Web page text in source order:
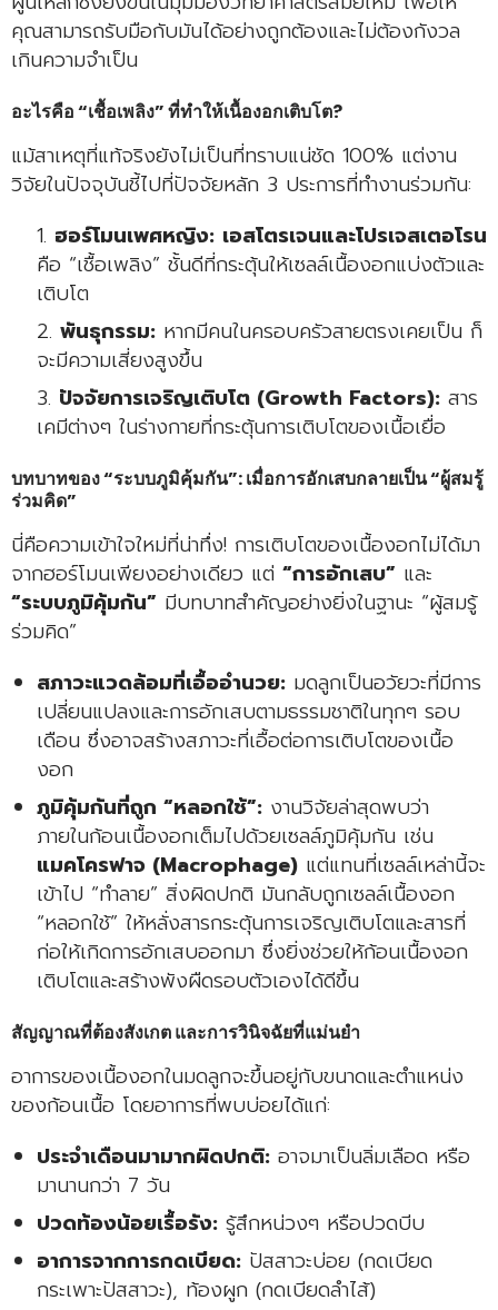
คุณสามารถรับมือกับมันได้อย่างถูกต้องและไม่ต้องกังวล
เกินความจำเป็น
อะไรคือ “เชื้อเพลิง” ที่ทำให้เนื้องอกเติบโต?
แม้สาเหตุที่แท้จริงยังไม่เป็นที่ทราบแน่ชัด 100% แต่งาน
วิจัยในปัจจุบันชี้ไปที่ปัจจัยหลัก 3 ประการที่ทำงานร่วมกัน:
ฮอร์โมนเพศหญิง: เอสโตรเจนและโปรเจสเตอโรน
คือ “เชื้อเพลิง” ชั้นดีที่กระตุ้นให้เซลล์เนื้องอกแบ่งตัวและ
เติบโต
พันธุกรรม:หากมีคนในครอบครัวสายตรงเคยเป็น ก็
จะมีความเสี่ยงสูงขึ้น
ปัจจัยการเจริญเติบโต (Growth Factors):สาร
เคมีต่างๆ ในร่างกายที่กระตุ้นการเติบโตของเนื้อเยื่อ
บทบาทของ “ระบบภูมิคุ้มกัน”: เมื่อการอักเสบกลายเป็น “ผู้สมรู้
ร่วมคิด”
นี่คือความเข้าใจใหม่ที่น่าทึ่ง! การเติบโตของเนื้องอกไม่ได้มา
จากฮอร์โมนเพียงอย่างเดียว แต่ “การอักเสบ” และ
“ระบบภูมิคุ้มกัน” มีบทบาทสำคัญอย่างยิ่งในฐานะ “ผู้สมรู้
ร่วมคิด”
สภาวะแวดล้อมที่เอื้ออำนวย:มดลูกเป็นอวัยวะที่มีการ
เปลี่ยนแปลงและการอักเสบตามธรรมชาติในทุกๆ รอบ
เดือน ซึ่งอาจสร้างสภาวะที่เอื้อต่อการเติบโตของเนื้อ
งอก
ภูมิคุ้มกันที่ถูก “หลอกใช้”:งานวิจัยล่าสุดพบว่า
ภายในก้อนเนื้องอกเต็มไปด้วยเซลล์ภูมิคุ้มกัน เช่น
แมคโครฟาจ (Macrophage)แต่แทนที่เซลล์เหล่านี้จะ
เข้าไป “ทำลาย” สิ่งผิดปกติ มันกลับถูกเซลล์เนื้องอก
“หลอกใช้” ให้หลั่งสารกระตุ้นการเจริญเติบโตและสารที่
ก่อให้เกิดการอักเสบออกมา ซึ่งยิ่งช่วยให้ก้อนเนื้องอก
เติบโตและสร้างพังผืดรอบตัวเองได้ดีขึ้น
สัญญาณที่ต้องสังเกต และการวินิจฉัยที่แม่นยำ
อาการของเนื้องอกในมดลูกจะขึ้นอยู่กับขนาดและตำแหน่ง
ของก้อนเนื้อ โดยอาการที่พบบ่อยได้แก่:
ประจำเดือนมามากผิดปกติ:อาจมาเป็นลิ่มเลือด หรือ
มานานกว่า 7 วัน
ปวดท้องน้อยเรื้อรัง:รู้สึกหน่วงๆ หรือปวดบีบ
อาการจากการกดเบียด:ปัสสาวะบ่อย (กดเบียด
กระเพาะปัสสาวะ), ท้องผูก (กดเบียดลำไส้)